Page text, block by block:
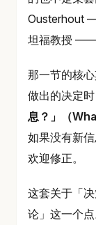
Ousterhout
坦福教授 ——
那一节的核
做出的决定
息？」（
如果没有新
欢迎修正。
这套关于「
论」这一个